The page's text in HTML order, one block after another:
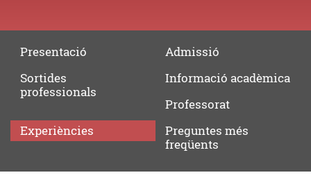
Presentació
Admissió
Sortides
professionals
Informació acadèmica
Professorat
Experiències
Preguntesmés
freqüents